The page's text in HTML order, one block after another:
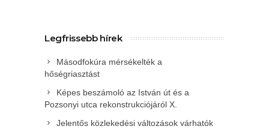
Legfrissebb hírek
Másodfokúra mérsékelték a
hőségriasztást
Képes beszámoló az István út és a
Pozsonyi utca rekonstrukciójáról X.
Jelentős közlekedési változások várhatók